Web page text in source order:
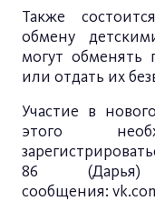
Также
обмену
могут обменять
или отдать их
Участие в
этого
86
сообщения: